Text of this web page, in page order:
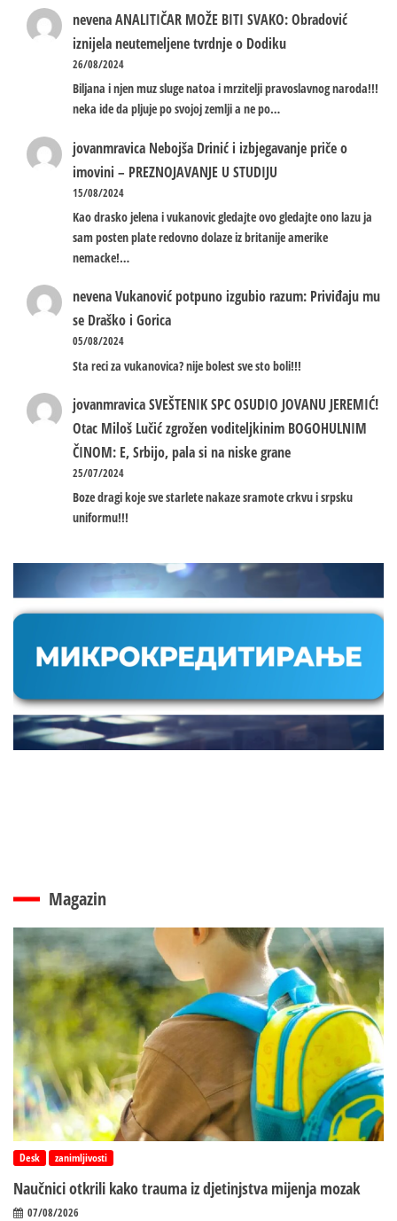
nevenaANALITIČAR MOŽE BITI SVAKO: Obradović
iznijela neutemeljene tvrdnje o Dodiku
26/08/2024
Biljana i njen muz sluge natoa i mrzitelji pravoslavnog naroda!!!
neka ide da pljuje po svojoj zemlji a ne po…
jovanmravica Nebojša Drinić i izbjegavanje priče o
imovini – PREZNOJAVANJE U STUDIJU
15/08/2024
Kao drasko jelena i vukanovic gledajte ovo gledajte ono lazu ja
sam posten plate redovno dolaze iz britanije amerike
nemacke!…
nevenaVukanović potpuno izgubio razum: Priviđaju mu
se Draško i Gorica
05/08/2024
Sta reci za vukanovica? nije bolest sve sto boli!!!
jovanmravicaSVEŠTENIK SPC OSUDIO JOVANU JEREMIĆ!
Otac Miloš Lučić zgrožen voditeljkinim BOGOHULNIM
ČINOM: E, Srbijo, pala si na niske grane
25/07/2024
Boze dragi koje sve starlete nakaze sramote crkvu i srpsku
uniformu!!!
Magazin
Desk zanimljivosti
Naučnici otkrili kako trauma iz d‌jetinjstva mijenja mozak
07/08/2026